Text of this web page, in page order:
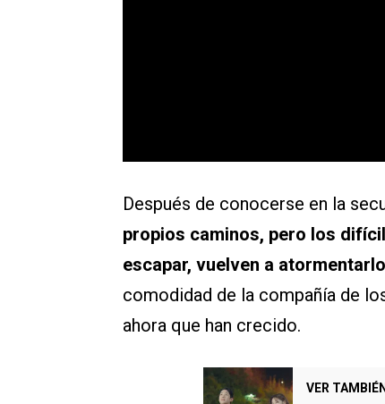
Después de conocerse en la
propios caminos, pero los
escapar, vuelven a
comodidad de la compañía de
ahora que han crecido.
VER TAMBIÉN